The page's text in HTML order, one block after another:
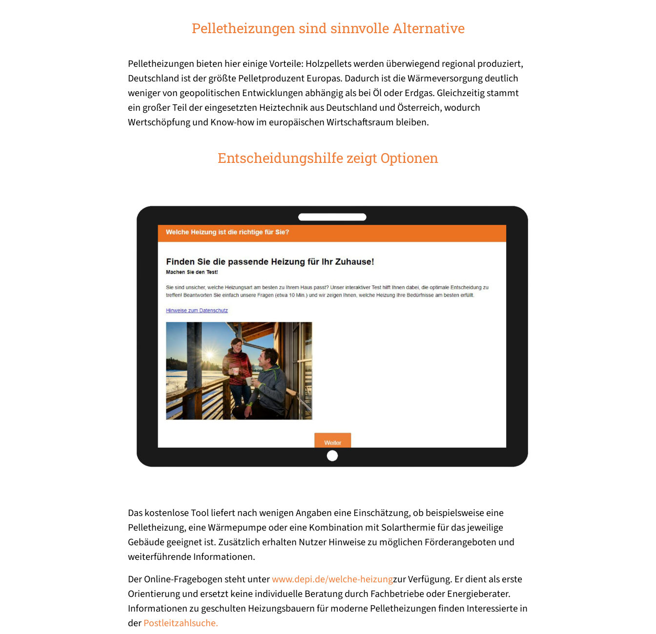
Pelletheizungen sind sinnvolle Alternative
Pelletheizungen bieten hier einige Vorteile: Holzpellets werden überwiegend regional produziert,
Deutschland ist der größte Pelletproduzent Europas. Dadurch ist die Wärmeversorgung deutlich
weniger von geopolitischen Entwicklungen abhängig als bei Öl oder Erdgas. Gleichzeitig stammt
ein großer Teil der eingesetzten Heiztechnik aus Deutschland und Österreich, wodurch
Wertschöpfung und Know-how im europäischen Wirtschaftsraum bleiben.
Entscheidungshilfe zeigt Optionen
Das kostenlose Tool liefert nach wenigen Angaben eine Einschätzung, ob beispielsweise eine
Pelletheizung, eine Wärmepumpe oder eine Kombination mit Solarthermie für das jeweilige
Gebäude geeignet ist. Zusätzlich erhalten Nutzer Hinweise zu möglichen Förderangeboten und
weiterführende Informationen.
Der Online-Fragebogen steht unterwww.depi.de/welche-heizungzur Verfügung. Er dient als erste
Orientierung und ersetzt keine individuelle Beratung durch Fachbetriebe oder Energieberater.
Informationen zu geschulten Heizungsbauern für moderne Pelletheizungen finden Interessierte in
derPostleitzahlsuche.